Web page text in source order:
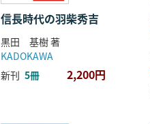
信長時代の羽柴秀吉
黒田 基樹 著
KADOKAWA
新刊 5冊 2,200円